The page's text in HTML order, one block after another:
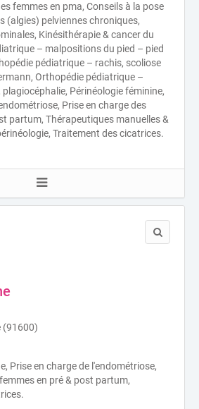
femmes en pma, Conseils à la pose
(algies) pelviennes chroniques,
Kinésithérapie & cancer du
– malpositions du pied – pied
pédiatrique – rachis, scoliose
Orthopédie pédiatrique –
Périnéologie féminine,
Prise en charge des
partum, Thérapeutiques manuelles &
Traitement des cicatrices.
(91600)
Prise en charge de l'endométriose,
en pré & post partum,